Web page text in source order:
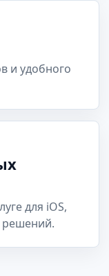
и удобного
для iOS,
решений.